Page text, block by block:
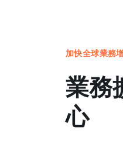
加快全球業務
業務
心